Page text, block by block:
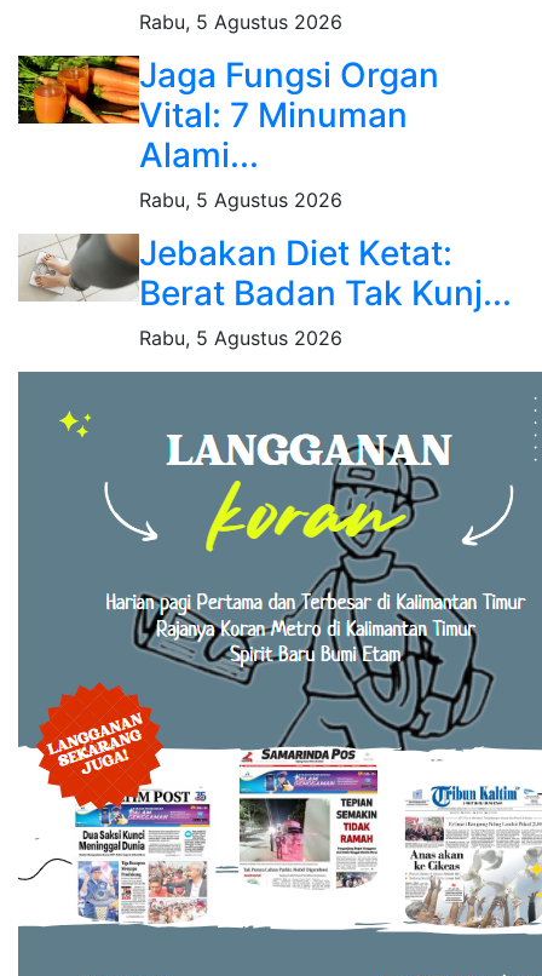
Rabu, 5 Agustus 2026
Jaga Fungsi Organ
Vital: 7 Minuman
Alami...
Rabu, 5 Agustus 2026
Jebakan Diet Ketat:
Berat Badan Tak Kunj...
Rabu, 5 Agustus 2026